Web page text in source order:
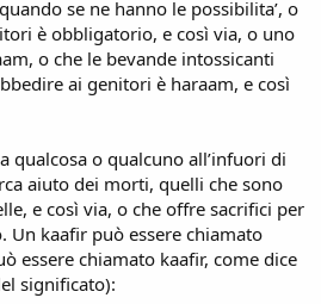
se ne hanno le possibilita’, o
è obbligatorio, e così via, o uno
o che le bevande intossicanti
ai genitori è haraam, e così
qualcosa o qualcuno all’infuori di
aiuto dei morti, quelli che sono
e così via, o che offre sacrifici per
Un kaafir può essere chiamato
essere chiamato kaafir, come dice
significato):